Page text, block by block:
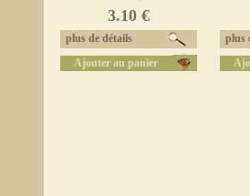
3.10 €
plus de détails
Ajouter au panier
plus